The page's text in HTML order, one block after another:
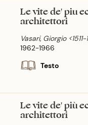
Le vite de' piu
architettori
Vasari, Giorgio <1511-
1962-1966
Testo
Le vite de' più
architettori